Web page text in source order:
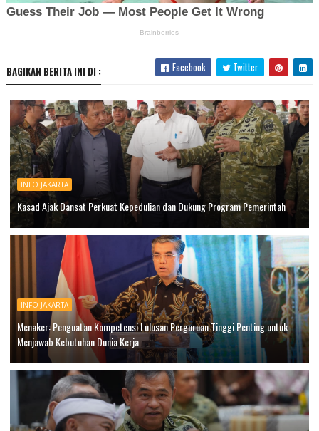
BAGIKAN BERITA INI DI : Facebook Twitter
INFO JAKARTA
Kasad Ajak Dansat Perkuat Kepedulian dan Dukung Program Pemerintah
INFO JAKARTA
Menaker: Penguatan Kompetensi Lulusan Perguruan Tinggi Penting untuk
Menjawab Kebutuhan Dunia Kerja